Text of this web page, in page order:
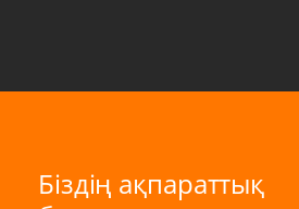
Біздің ақпараттық